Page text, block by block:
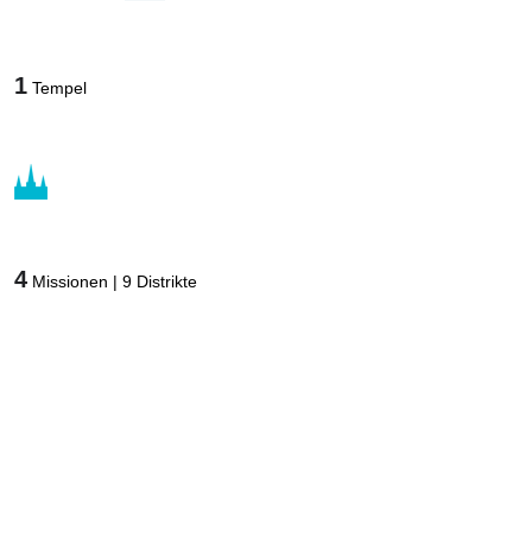
1 Tempel
4 Missionen | 9 Distrikte